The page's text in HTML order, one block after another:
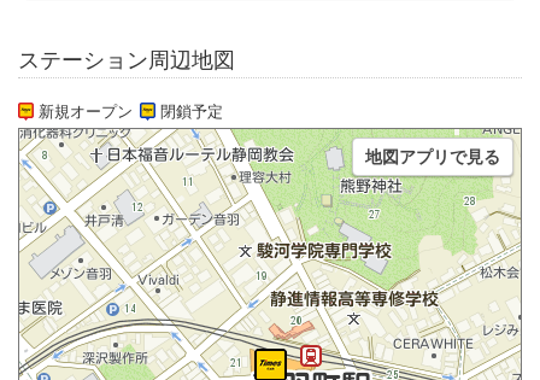
ステーション周辺地図
新規オープン 閉鎖予定
地図アプリで見る